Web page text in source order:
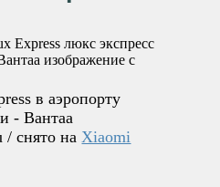
в аэропорту
- Вантаа
/ снято наXiaomi